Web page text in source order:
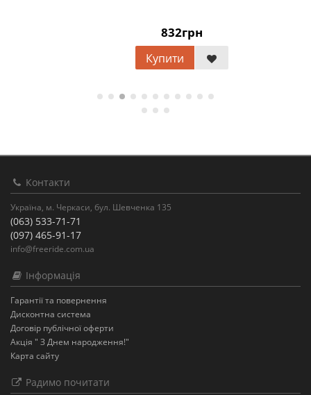
832грн
Купити
Контакти
Україна, м. Черкаси, бул. Шевченка 135
(063) 533-71-71
(097) 465-91-17
info@freeride.com.ua
Інформація
Гарантії та повернення
Дисконтна система
Договір публічної оферти
Акція " З Днем народження!"
Карта сайту
Радимо почитати